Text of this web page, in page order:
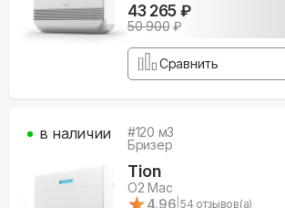
43 265 ₽
50 900₽
Сравнить
#120 м3
Бризер
Tion
O2 Mac
4.96 |54 отзывов(а)
в наличии